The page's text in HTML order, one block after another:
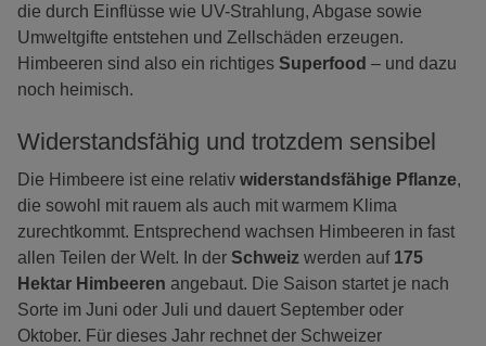
die durch Einflüsse wie UV-Strahlung, Abgase sowie
Umweltgifte entstehen und Zellschäden erzeugen.
Himbeeren sind also ein richtiges Superfood – und dazu
noch heimisch.
Widerstandsfähig und trotzdem sensibel
Die Himbeere ist eine relativ widerstandsfähige Pflanze,
die sowohl mit rauem als auch mit warmem Klima
zurechtkommt. Entsprechend wachsen Himbeeren in fast
allen Teilen der Welt. In der Schweiz werden auf175
Hektar Himbeeren angebaut. Die Saison startet je nach
Sorte im Juni oder Juli und dauert September oder
Oktober. Für dieses Jahr rechnet der Schweizer